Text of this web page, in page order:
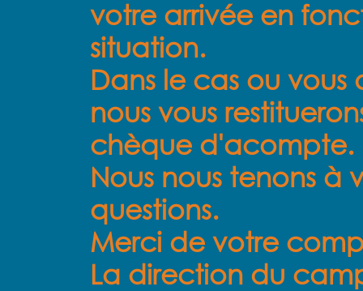
votre arrivée en
situation.
Dans le cas ou vous
nous vous
chèque d'acompte.
Nous nous tenons à
questions.
Merci de votre
La direction du